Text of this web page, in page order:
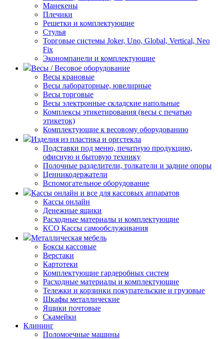
Манекены
Плечики
Решетки и комплектующие
Стулья
Торговые системы Joker, Uno, Global, Vertical, Neo
Fix
Экономпанели и комплектующие
Весы / Весовое оборудование
Весы крановые
Весы лабораторные, ювелирные
Весы торговые
Весы электронные складские напольные
Комплексы этикетирования (весы с печатью
этикеток)
Комплектующие к весовому оборудованию
Изделия из пластика и оргстекла
Подставки под меню, печатную продукцию,
офисную и бытовую технику
Полочные разделители, толкатели и задние опоры
Ценникодержатели
Вспомогательное оборудование
Кассы онлайн и все для кассовых аппаратов
Кассы онлайн
Денежные ящики
Расходные материалы и комплектующие
КСО Кассы самообслуживания
Металлическая мебель
Боксы кассовые
Верстаки
Картотеки
Комплектующие гардеробных систем
Расходные материалы и комплектующие
Тележки и корзинки покупательские и грузовые
Шкафы металлические
Ящики почтовые
Скамейки
Клининг
Поломоечные машины